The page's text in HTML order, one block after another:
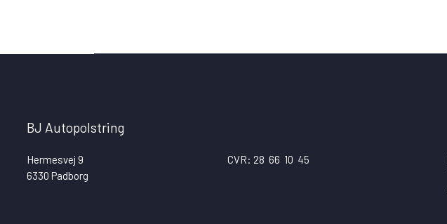
BJ Autopolstring
Hermesvej 9
6330 Padborg
CVR: 28 66 10 45